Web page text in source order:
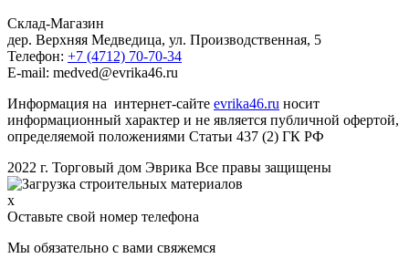
Склад-Магазин
дер. Верхняя Медведица, ул. Производственная, 5
Телефон: +7 (4712) 70-70-34
E-mail: medved@evrika46.ru
Информация на интернет-сайте evrika46.ru носит
информационный характер и не является публичной офертой,
определяемой положениями Статьи 437 (2) ГК РФ
2022 г. Торговый дом Эврика Все правы защищены
x
Оставьте свой номер телефона
Мы обязательно с вами свяжемся